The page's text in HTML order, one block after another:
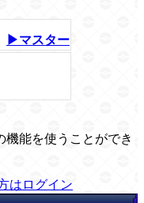
▶マスター
機能を使うことができ
はログイン